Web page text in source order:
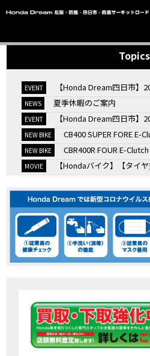
Topics
EVENT 【Honda Dream四日市】20周年
NEWS 夏季休暇のご案内
EVENT 【Honda Dream四日市】20周年
NEW BIKE CB400 SUPER FORE E-
NEW BIKE CBR400R FOUR E-
MOVIE 【Hondaバイク】【タイヤ交換】鈍感な私が
EVENT KOOD クロモリアクスルシャ
MOVIE 【三重→香川】このバイク、なんだと思いますか
EVENT “コカ・コーラ”鈴鹿８時間耐久ロードレース 第
MOVIE 【ホンダ バイク】バイクを長持ちさ
MOVIE 【ホンダ バイク】CRF1100L Africa Twinは女性ラ
MOVIE 【ホンダ バイク】 ホンダドリーム
MOVIE 最新のアフリカツインどう？妹と
MOVIE 【ホンダ バイク】「ボカロ文化」を知ろう ナビゲーションをスキップ 検索 作成 6 アバ